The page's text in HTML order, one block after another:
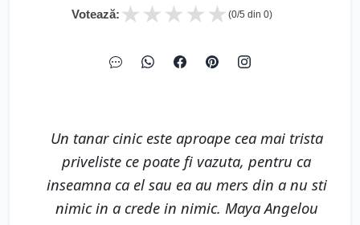
Votează: ★
★
★
★
★ (0/5 din 0)
Un tanar cinic este aproape cea mai trista
priveliste ce poate fi vazuta, pentru ca
inseamna ca el sau ea au mers din a nu sti
nimic in a crede in nimic. Maya Angelou